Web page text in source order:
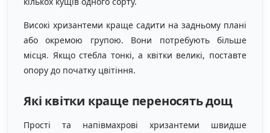
Високі хризантеми краще садити на задньому плані
або окремою групою. Вони потребують більше
місця. Якщо стебла тонкі, а квітки великі, поставте
опору до початку цвітіння.
Які квітки краще переносять дощ
Прості та напівмахрові хризантеми швидше